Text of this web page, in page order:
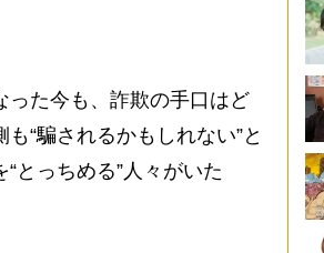
った今も、詐欺の手口はど
“騙されるかもしれない”と
とっちめる”人々がいた